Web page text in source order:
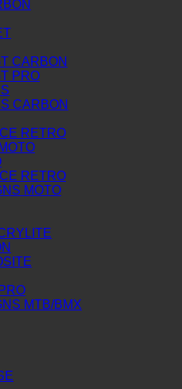
CARBON
PRO
CARBON
RETRO
RETRO
MOTO
MTB/BMX